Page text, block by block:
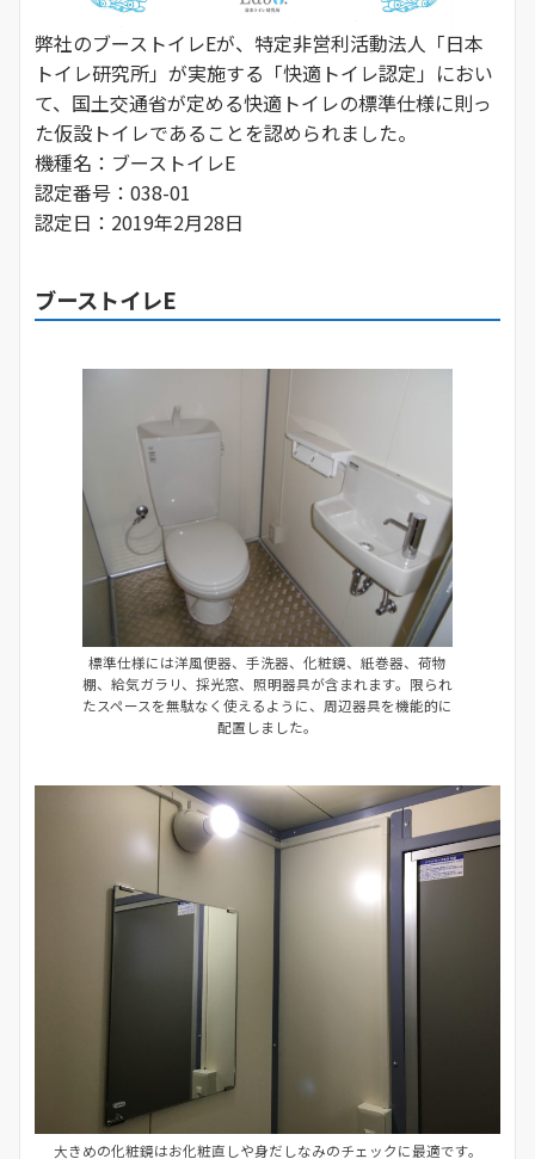
弊社のブーストイレEが、特定非営利活動法人「日本
トイレ研究所」が実施する「快適トイレ認定」におい
て、国土交通省が定める快適トイレの標準仕様に則っ
た仮設トイレであることを認められました。
機種名：ブーストイレE
認定番号：038-01
認定日：2019年2月28日
ブーストイレE
標準仕様には洋風便器、手洗器、化粧鏡、紙巻器、荷物
棚、給気ガラリ、採光窓、照明器具が含まれます。限られ
たスペースを無駄なく使えるように、周辺器具を機能的に
配置しました。
大きめの化粧鏡はお化粧直しや身だしなみのチェックに最適です。